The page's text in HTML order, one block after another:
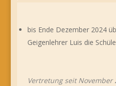
bis Ende Dezember 2024
Geigenlehrer Luis die
Vertretung seit November